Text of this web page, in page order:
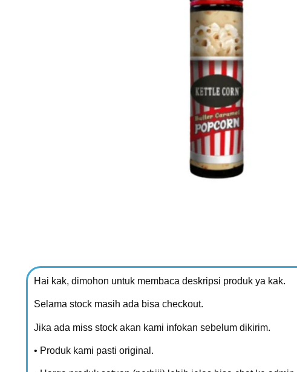
Hai kak, dimohon untuk membaca deskripsi produk ya kak.
Selama stock masih ada bisa checkout.
Jika ada miss stock akan kami infokan sebelum dikirim.
• Produk kami pasti original.